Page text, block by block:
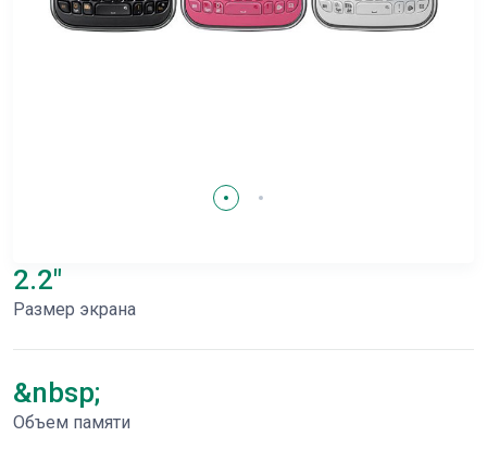
2.2"
Размер экрана
&nbsp;
Объем памяти